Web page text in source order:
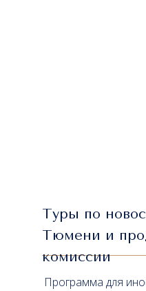
Программа для
Туры по
Тюмени и
комиссии